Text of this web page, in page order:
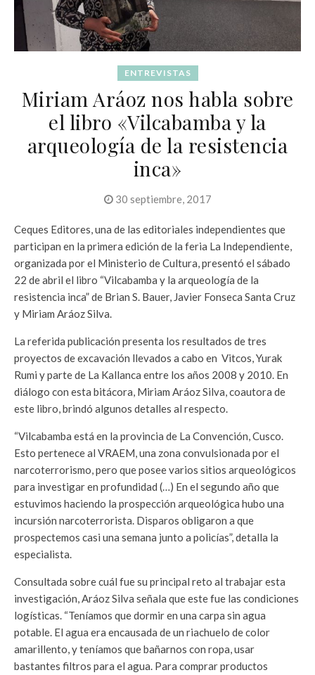
ENTREVISTAS
Miriam Aráoz nos habla sobre
el libro «Vilcabamba y la
arqueología de la resistencia
inca»
30 septiembre, 2017
Ceques Editores, una de las editoriales independientes que
participan en la primera edición de la feria La Independiente,
organizada por el Ministerio de Cultura, presentó el sábado
22 de abril el libro “Vilcabamba y la arqueología de la
resistencia inca” de Brian S. Bauer, Javier Fonseca Santa Cruz
y Miriam Aráoz Silva.
La referida publicación presenta los resultados de tres
proyectos de excavación llevados a cabo en Vitcos, Yurak
Rumi y parte de La Kallanca entre los años 2008 y 2010. En
diálogo con esta bitácora, Miriam Aráoz Silva, coautora de
este libro, brindó algunos detalles al respecto.
“Vilcabamba está en la provincia de La Convención, Cusco.
Esto pertenece al VRAEM, una zona convulsionada por el
narcoterrorismo, pero que posee varios sitios arqueológicos
para investigar en profundidad (…) En el segundo año que
estuvimos haciendo la prospección arqueológica hubo una
incursión narcoterrorista. Disparos obligaron a que
prospectemos casi una semana junto a policías”, detalla la
especialista.
Consultada sobre cuál fue su principal reto al trabajar esta
investigación, Aráoz Silva señala que este fue las condiciones
logísticas. “Teníamos que dormir en una carpa sin agua
potable. El agua era encausada de un riachuelo de color
amarillento, y teníamos que bañarnos con ropa, usar
bastantes filtros para el agua. Para comprar productos